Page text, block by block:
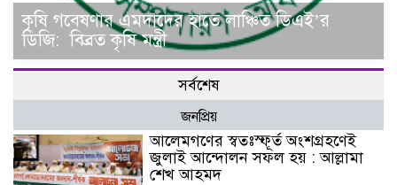
কৃষি গবেষণার এমদাদের হাতে লাঞ্চিত ডিএই’র
ডিজি: বিব্রত কৃষি মন্ত্রী
সর্বশেষ
জনপ্রিয়
আলেমগণের স্বতঃস্ফূর্ত অংশগ্রহণেই
জুলাই আন্দোলন সফল হয় : আল্লামা
শেখ আহমদ